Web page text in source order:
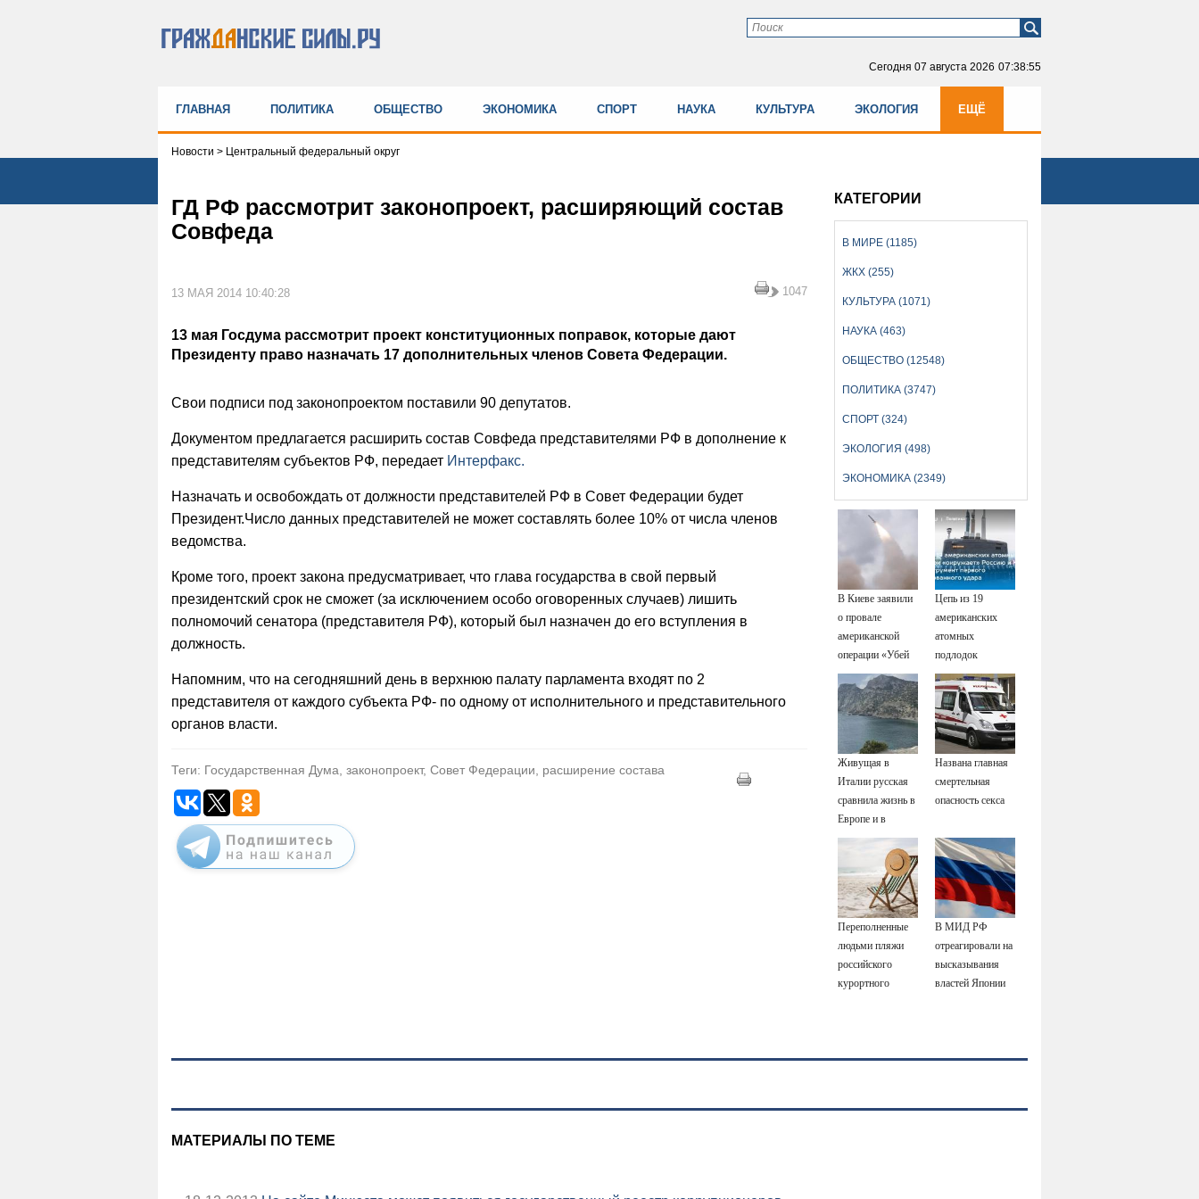
Сегодня 07 августа 2026 07:38:55
ГЛАВНАЯ ПОЛИТИКА ОБЩЕСТВО ЭКОНОМИКА СПОРТ НАУКА КУЛЬТУРА ЭКОЛОГИЯ ЕЩЁ
Новости > Центральный федеральный округ
ГД РФ рассмотрит законопроект, расширяющий состав
Совфеда
13 МАЯ 2014 10:40:28 1047
13 мая Госдума рассмотрит проект конституционных поправок, которые дают
Президенту право назначать 17 дополнительных членов Совета Федерации.
Свои подписи под законопроектом поставили 90 депутатов.
Документом предлагается расширить состав Совфеда представителями РФ в дополнение к
представителям субъектов РФ, передает Интерфакс.
Назначать и освобождать от должности представителей РФ в Совет Федерации будет
Президент.Число данных представителей не может составлять более 10% от числа членов
ведомства.
Кроме того, проект закона предусматривает, что глава государства в свой первый
президентский срок не сможет (за исключением особо оговоренных случаев) лишить
полномочий сенатора (представителя РФ), который был назначен до его вступления в
должность.
Напомним, что на сегодняшний день в верхнюю палату парламента входят по 2
представителя от каждого субъекта РФ- по одному от исполнительного и представительного
органов власти.
Теги: Государственная Дума, законопроект, Совет Федерации, расширение состава
КАТЕГОРИИ
В МИРЕ (1185)
ЖКХ (255)
КУЛЬТУРА (1071)
НАУКА (463)
ОБЩЕСТВО (12548)
ПОЛИТИКА (3747)
СПОРТ (324)
ЭКОЛОГИЯ (498)
ЭКОНОМИКА (2349)
В Киеве заявили
о провале
американской
операции «Убей
лучника» против
России
Цепь из 19
американских
атомных
подлодок
«окружает»
Россию и Китай:
это инструмент
первого
массированного
удара
Живущая в
Италии русская
сравнила жизнь в
Европе и в
Крыму
Названа главная
смертельная
опасность секса
Переполненные
людьми пляжи
российского
курортного
В МИД РФ
отреагировали на
высказывания
властей Японии
МАТЕРИАЛЫ ПО ТЕМЕ